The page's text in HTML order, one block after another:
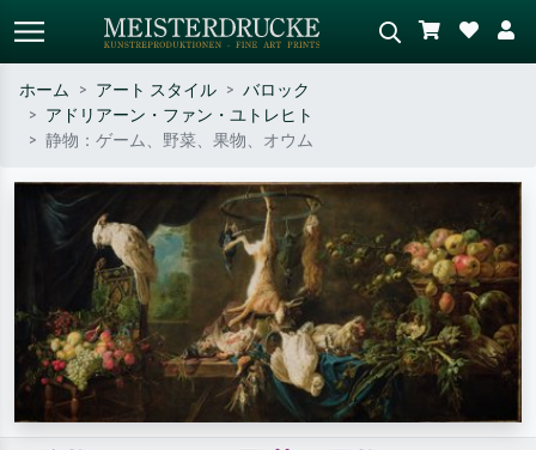
標準検索
– 例：モネ、星月夜、印象派、北
斎の波、ヌード。
緑の草原、赤の多い抽象画、暗い
油絵、木のそばの立ち姿のヌー
ド。
ホーム アート スタイル
バロック
アドリアーン・ファン・ユトレヒト
静物：ゲーム、野菜、果物、オウム